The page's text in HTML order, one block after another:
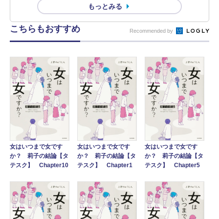
もっとみる
こちらもおすすめ Recommended by
女はいつまで女です
か？ 莉子の結論【タ
テスク】 Chapter10
女はいつまで女です
か？ 莉子の結論【タ
テスク】 Chapter1
女はいつまで女です
か？ 莉子の結論【タ
テスク】 Chapter5